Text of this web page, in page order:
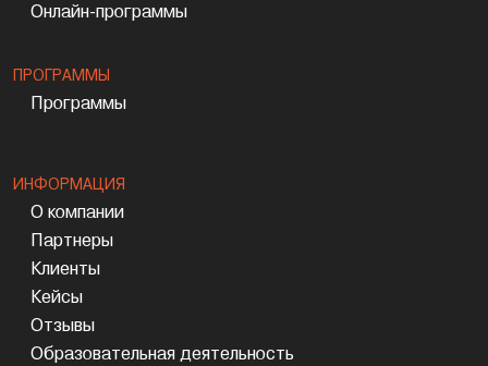
Онлайн-программы
ПРОГРАММЫ
Программы
ИНФОРМАЦИЯ
О компании
Партнеры
Клиенты
Кейсы
Отзывы
Образовательная деятельность